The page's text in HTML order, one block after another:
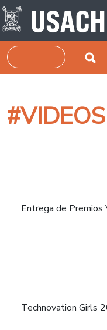
Pasar al contenido
Buscar
Entrega de Premios
Technovation Girls